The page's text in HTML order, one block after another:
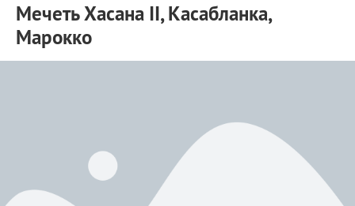
Мечеть Хасана II, Касабланка,
Марокко